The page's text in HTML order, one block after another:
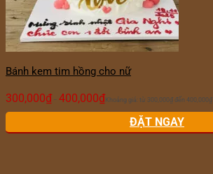
Bánh kem tim hồng cho nữ
300,000₫ – 400,000₫ Khoảng giá: từ 300,000₫ đến 400,000₫
ĐẶT NGAY